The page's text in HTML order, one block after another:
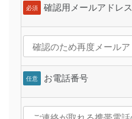
必須 確認用メールアドレス
任意 お電話番号